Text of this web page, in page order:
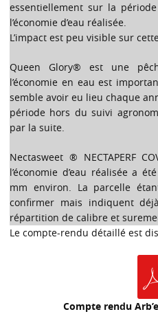
essentiellement sur la
l’économie d’eau réalisée.
L’impact est peu visible sur
Queen Glory® est une
l’économie en eau est
semble avoir eu lieu chaque
période hors du suivi
par la suite.
Nectasweet ® NECTAPERF
l’économie d’eau réalisée a
mm environ. La parcelle
confirmer mais indiquent
répartition de calibre et
Le compte-rendu détaillé est
Compte rendu